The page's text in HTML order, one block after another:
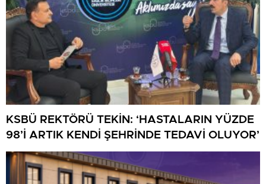
KSBÜ REKTÖRÜ TEKİN: ‘HASTALARIN YÜZDE
98’İ ARTIK KENDİ ŞEHRİNDE TEDAVİ OLUYOR’